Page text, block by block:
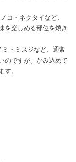
コ・ネクタイなど、
を楽しめる部位を焼き
ミ・ミスジなど、通常
のですが、かみ込めて
す。